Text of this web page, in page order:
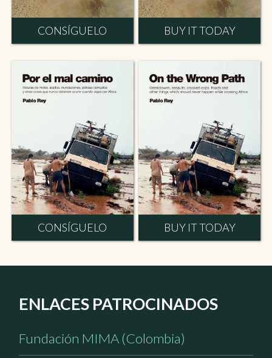
CONSÍGUELO BUY IT TODAY
CONSÍGUELO BUY IT TODAY
ENLACES PATROCINADOS
Fundación MIMA (Colombia)